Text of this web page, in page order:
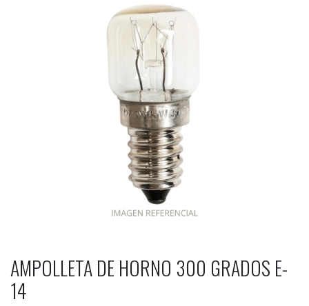
AMPOLLETA DE HORNO 300 GRADOS E-
14